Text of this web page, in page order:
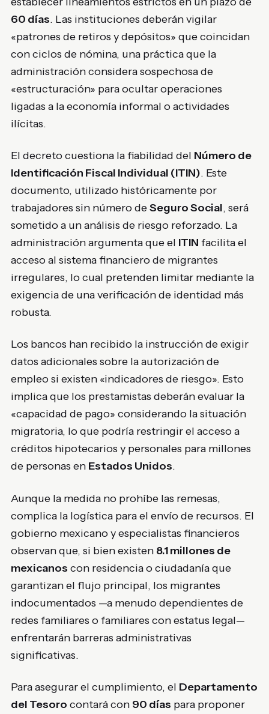
60 días. Las instituciones deberán vigilar
«patrones de retiros y depósitos» que coincidan
con ciclos de nómina, una práctica que la
administración considera sospechosa de
«estructuración» para ocultar operaciones
ligadas a la economía informal o actividades
ilícitas.
El decreto cuestiona la fiabilidad del Número de
Identificación Fiscal Individual (ITIN). Este
documento, utilizado históricamente por
trabajadores sin número deSeguro Social, será
sometido a un análisis de riesgo reforzado. La
administración argumenta que el ITIN facilita el
acceso al sistema financiero de migrantes
irregulares, lo cual pretenden limitar mediante la
exigencia de una verificación de identidad más
robusta.
Los bancos han recibido la instrucción de exigir
datos adicionales sobre la autorización de
empleo si existen «indicadores de riesgo». Esto
implica que los prestamistas deberán evaluar la
«capacidad de pago» considerando la situación
migratoria, lo que podría restringir el acceso a
créditos hipotecarios y personales para millones
de personas en Estados Unidos.
Aunque la medida no prohíbe las remesas,
complica la logística para el envío de recursos. El
gobierno mexicano y especialistas financieros
observan que, si bien existen 8.1 millones de
mexicanos con residencia o ciudadanía que
garantizan el flujo principal, los migrantes
indocumentados —a menudo dependientes de
redes familiares o familiares con estatus legal—
enfrentarán barreras administrativas
significativas.
Para asegurar el cumplimiento, el Departamento
del Tesoro contará con 90 días para proponer